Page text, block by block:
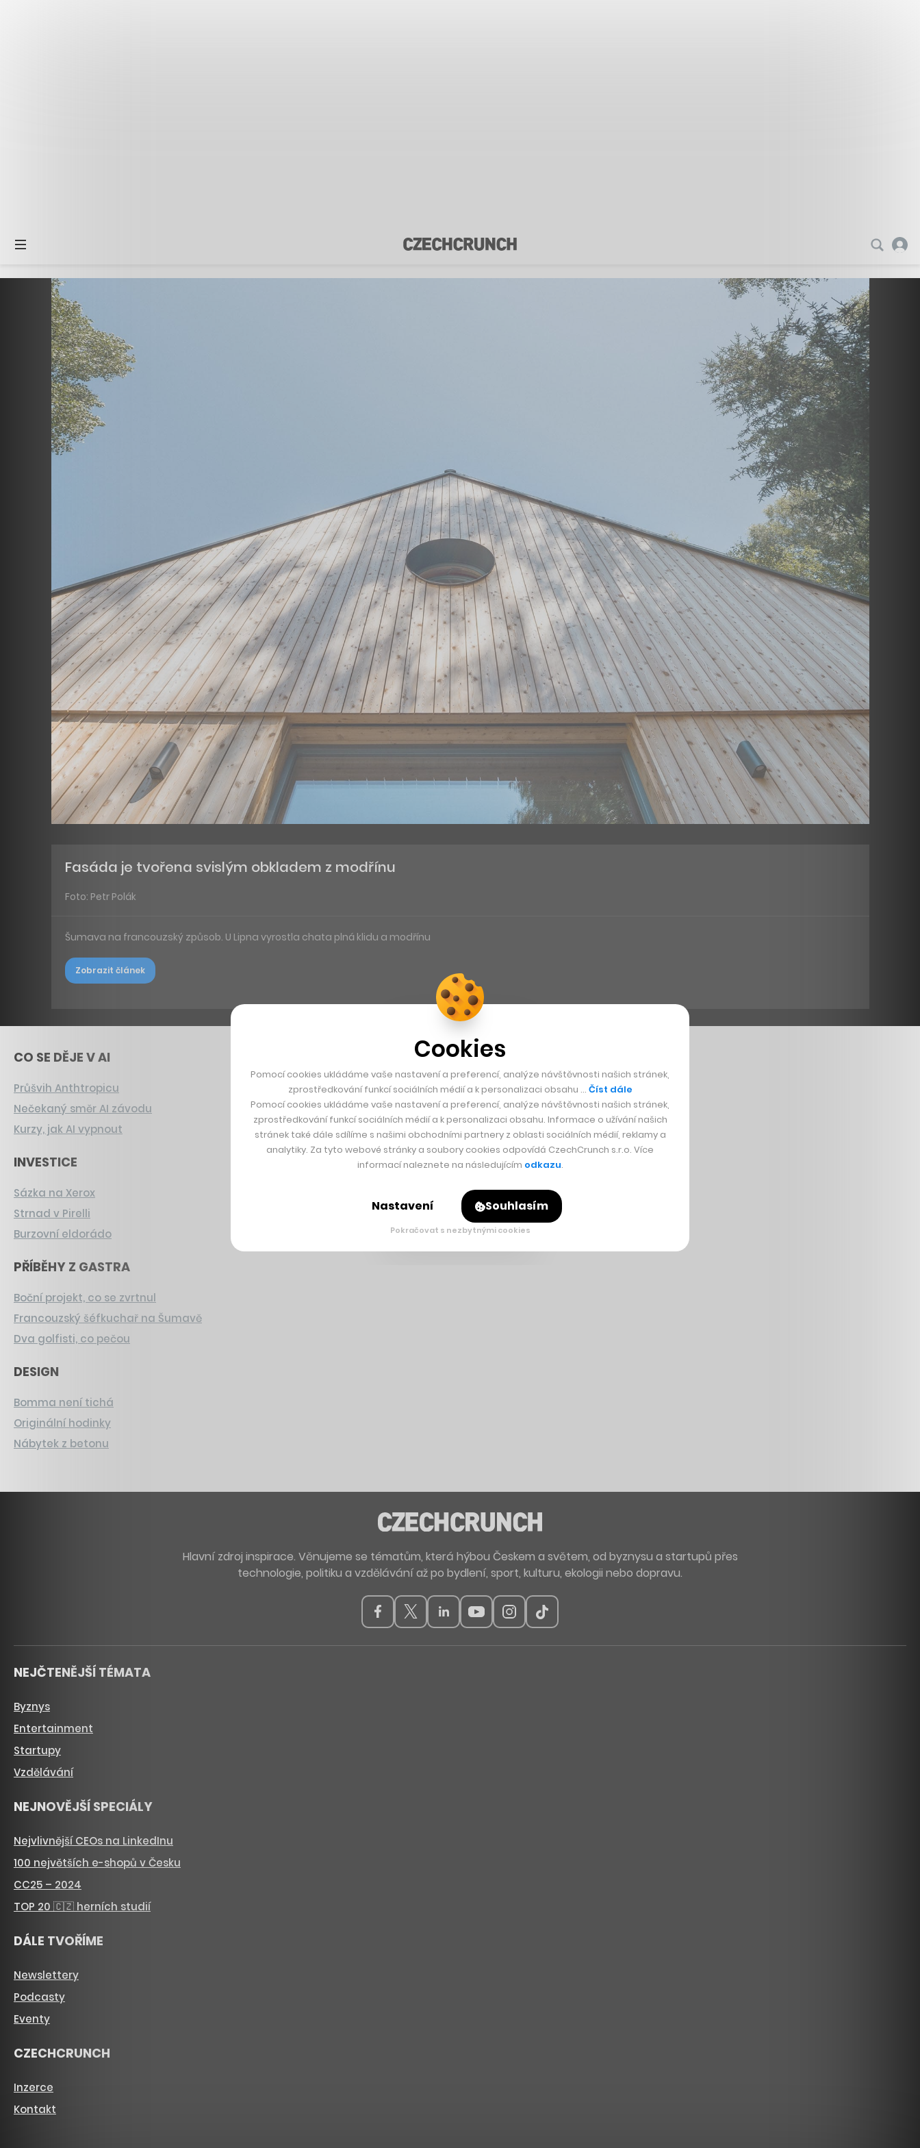
Fasáda je tvořena svislým obkladem z modřínu
Foto: Petr Polák
Šumava na francouzský způsob. U Lipna vyrostla chata plná klidu a modřínu
Zobrazit článek
CO SE DĚJE V AI
Průšvih Anthtropicu
Nečekaný směr AI závodu
Kurzy, jak AI vypnout
INVESTICE
Sázka na Xerox
Strnad v Pirelli
Burzovní eldorádo
PŘÍBĚHY Z GASTRA
Boční projekt, co se zvrtnul
Francouzský šéfkuchař na Šumavě
Dva golfisti, co pečou
DESIGN
Bomma není tichá
Originální hodinky
Nábytek z betonu
Hlavní zdroj inspirace. Věnujeme se tématům, která hýbou Českem a světem, od byznysu a startupů přes
technologie, politiku a vzdělávání až po bydlení, sport, kulturu, ekologii nebo dopravu.
NEJČTENĚJŠÍ TÉMATA
Byznys
Entertainment
Startupy
Vzdělávání
NEJNOVĚJŠÍ SPECIÁLY
Nejvlivnější CEOs na LinkedInu
100 největších e-shopů v Česku
CC25 – 2024
TOP 20 🇨🇿 herních studií
DÁLE TVOŘÍME
Newslettery
Podcasty
Eventy
CZECHCRUNCH
Inzerce
Kontakt
Cookies
Pomocí cookies ukládáme vaše nastavení a preferencí, analýze návštěvnosti našich stránek,
zprostředkování funkcí sociálních médií a k personalizaci obsahu … Číst dále
Pomocí cookies ukládáme vaše nastavení a preferencí, analýze návštěvnosti našich stránek,
zprostředkování funkcí sociálních médií a k personalizaci obsahu. Informace o užívání našich
stránek také dále sdílíme s našimi obchodními partnery z oblasti sociálních médií, reklamy a
analytiky. Za tyto webové stránky a soubory cookies odpovídá CzechCrunch s.r.o. Více
informací naleznete na následujícím odkazu.
Nastavení Souhlasím
Pokračovat s nezbytnými cookies